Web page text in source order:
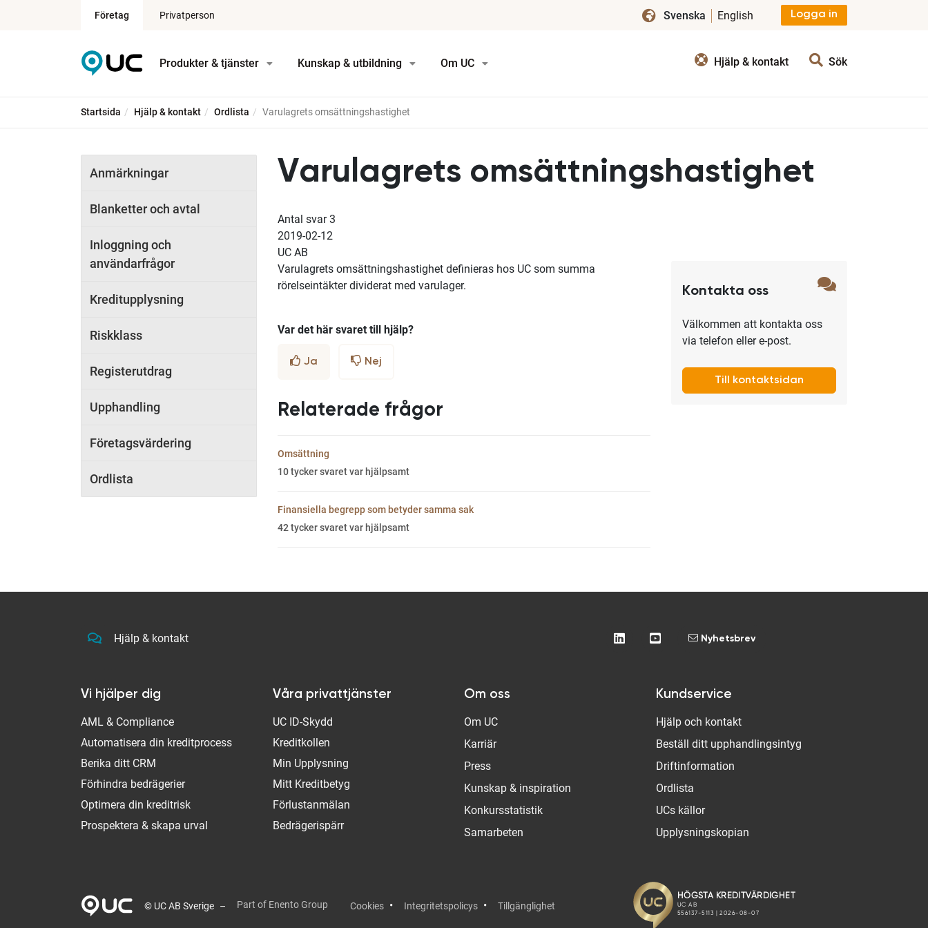
Företag Privatperson Logga in
Svenska English
Produkter & tjänster Kunskap & utbildning Om UC Hjälp & kontakt Sök
Startsida Hjälp & kontakt Ordlista Varulagrets omsättningshastighet
Anmärkningar
Blanketter och avtal
Inloggning och
användarfrågor
Kreditupplysning
Riskklass
Registerutdrag
Upphandling
Företagsvärdering
Ordlista
Varulagrets omsättningshastighet
Antal svar3
2019-02-12
UC AB
Varulagrets omsättningshastighet definieras hos UC som summa
rörelseintäkter dividerat med varulager.
Var det här svaret till hjälp?
Ja Nej
Relaterade frågor
Omsättning
10tycker svaret var hjälpsamt
Finansiella begrepp som betyder samma sak
42tycker svaret var hjälpsamt
Kontakta oss
Välkommen att kontakta oss
via telefon eller e-post.
Till kontaktsidan
Hjälp & kontakt Nyhetsbrev
Vi hjälper dig
AML & Compliance
Automatisera din kreditprocess
Berika ditt CRM
Förhindra bedrägerier
Optimera din kreditrisk
Prospektera & skapa urval
Våra privattjänster
UC ID-Skydd
Kreditkollen
Min Upplysning
Mitt Kreditbetyg
Förlustanmälan
Bedrägerispärr
Om oss
Om UC
Karriär
Press
Kunskap & inspiration
Konkursstatistik
Samarbeten
Kundservice
Hjälp och kontakt
Beställ ditt upphandlingsintyg
Driftinformation
Ordlista
UCs källor
Upplysningskopian
© UC AB Sverige Part of Enento Group Cookies Integritetspolicys Tillgänglighet